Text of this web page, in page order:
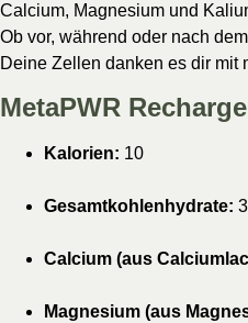
Calcium, Magnesium und
Ob vor, während oder nach
Deine Zellen danken es dir mit
MetaPWR
Kalorien: 10
Gesamtkohlenhydrate:
Calcium (aus
Magnesium (aus